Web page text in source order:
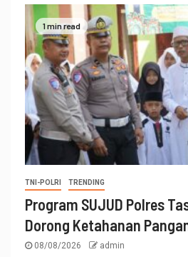
1 min read
TNI-POLRI TRENDING
Program SUJUD Polres
Dorong Ketahanan
08/08/2026 admin